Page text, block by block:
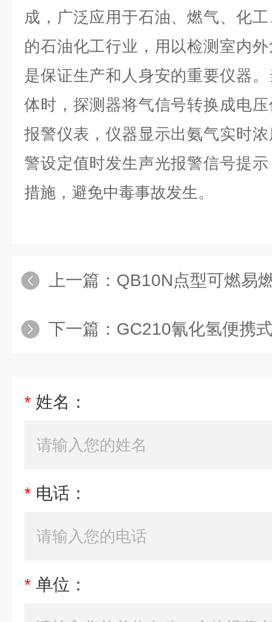
成，广泛应用于石油、燃气、化
的石油化工行业，用以检测室内
是保证生产和人身安的重要仪器
体时，探测器将气信号转换成电
报警仪表，仪器显示出氨气实时
警设定值时发生声光报警信号提
措施，避免中毒事故发生。
上一篇： QB10N点型可燃易燃易
下一篇： GC210氰化氢便携式气
* 姓名：
* 电话：
* 单位：